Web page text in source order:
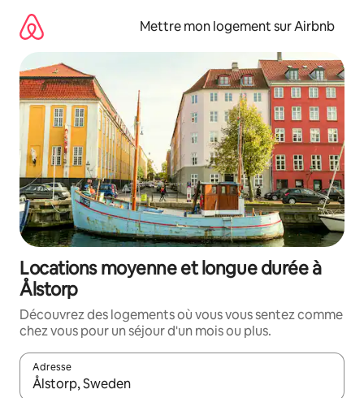
directement
contenu
Mettre mon logement sur Airbnb
Locations moyenne et longue durée à
Ålstorp
Découvrez des logements où vous vous sentez comme
chez vous pour un séjour d'un mois ou plus.
Adresse
Lorsque les résultats s'affichent, utilisez les flèches vers le